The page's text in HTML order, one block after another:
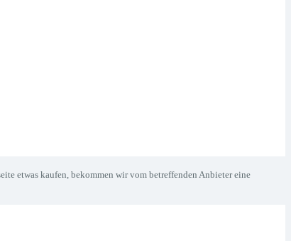
etwas kaufen, bekommen wir vom betreffenden Anbieter eine